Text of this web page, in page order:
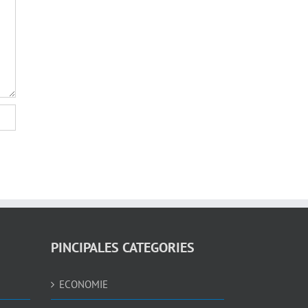
PINCIPALES CATEGORIES
ECONOMIE